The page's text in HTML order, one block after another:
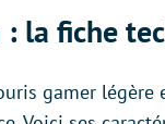
: la fiche
gamer